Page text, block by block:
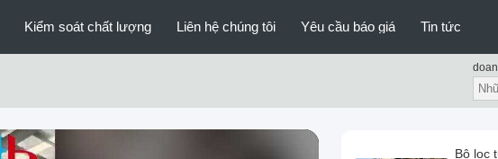
Kiểm soát chất lượng Liên hệ chúng tôi Yêu cầu báo giá Tin tức
Bộ lọc